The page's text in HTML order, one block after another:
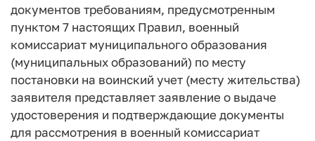
документов требованиям, предусмотренным
пунктом 7 настоящих Правил, военный
комиссариат муниципального образования
(муниципальных образований) по месту
постановки на воинский учет (месту жительства)
заявителя представляет заявление о выдаче
удостоверения и подтверждающие документы
для рассмотрения в военный комиссариат